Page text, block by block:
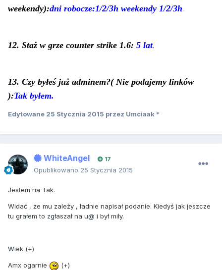
weekendy):dni robocze:1/2/3h weekendy 1/2/3h.
12. Staż w grze counter strike 1.6: 5 lat.
13. Czy byłeś już adminem?( Nie podajemy linków
):Tak byłem.
Edytowane 25 Stycznia 2015 przez Umciaak *
WhiteAngel 17
Opublikowano 25 Stycznia 2015
Jestem na Tak.
Widać , że mu zależy , ładnie napisał podanie. Kiedyś jak jeszcze
tu grałem to zgłaszał na u@ i był miły.
Wiek (+)
Amx ogarnie (+)